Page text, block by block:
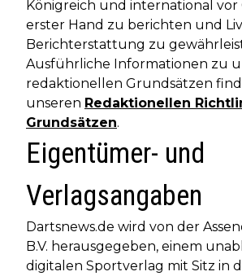
Königreich und international vor
erster Hand zu berichten und
Berichterstattung zu
Ausführliche Informationen zu
redaktionellen Grundsätzen
unseren Redaktionellen
Grundsätzen.
Eigentümer- und
Verlagsangaben
Dartsnews.de wird von der
B.V. herausgegeben, einem
digitalen Sportverlag mit Sitz in